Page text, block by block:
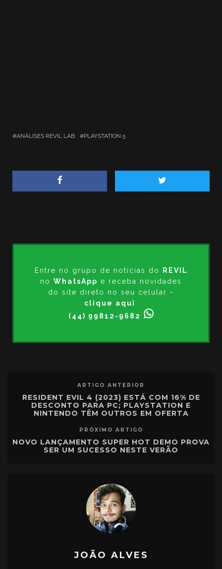
ANÁLISES REVIL LAB PLAYSTATION 5
Entre no grupo de notícias do
REVIL
no WhatsApp e receba novidades
do site direto no seu celular -
clique aqui
(44) 99812-9682
ARTIGO ANTERIOR
RESIDENT EVIL 4 (2023) ESTÁ COM 16% DE
DESCONTO PARA PC; PLAYSTATION E
NINTENDO TÊM OUTROS EM OFERTA
PRÓXIMO ARTIGO
NOVO LANÇAMENTO SUPER HOT DEMO PROVA
SER UM SUCESSO NESTE VERÃO
JOÃO ALVES